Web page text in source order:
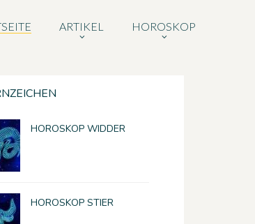
ARTIKEL HOROSKOP
HOROSKOP WIDDER
HOROSKOP STIER